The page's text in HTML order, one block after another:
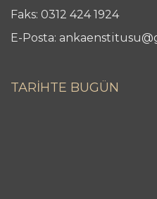
Faks: 0312 424 1924
E-Posta:
TARİHTE BUGÜN